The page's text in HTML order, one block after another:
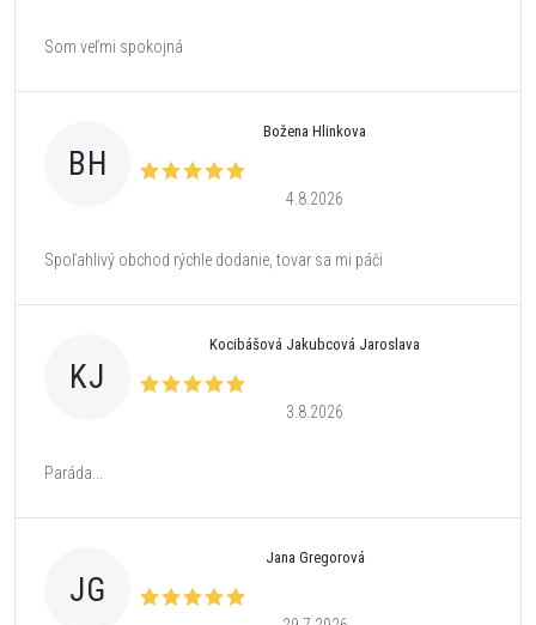
Som veľmi spokojná
BH
Božena Hlinkova
4.8.2026
Spoľahlivý obchod rýchle dodanie, tovar sa mi páči
KJ
Kocibášová Jakubcová Jaroslava
3.8.2026
Paráda...
JG
Jana Gregorová